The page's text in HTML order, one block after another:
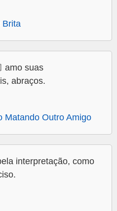
Brita
amo suas
abraços.
Matando Outro Amigo
interpretação, como